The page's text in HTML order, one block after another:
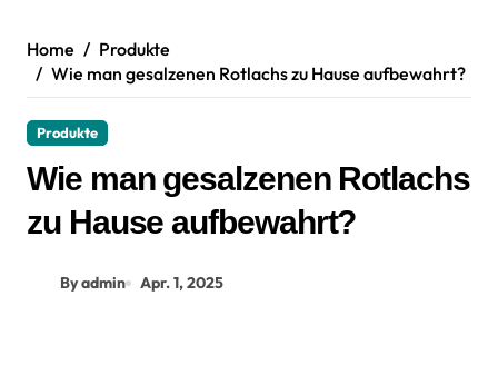
Home
Produkte
Wie man gesalzenen Rotlachs zu Hause aufbewahrt?
Produkte
Wie man gesalzenen Rotlachs
zu Hause aufbewahrt?
By admin Apr. 1, 2025